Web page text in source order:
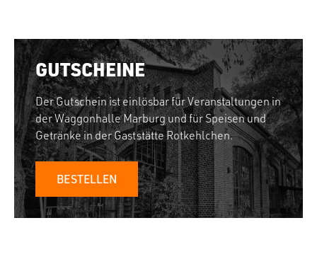
GUTSCHEINE
Der Gutschein ist einlösbar für Veranstaltungen in
der Waggonhalle Marburg und für Speisen und
Getränke in der Gaststätte Rotkehlchen.
BESTELLEN